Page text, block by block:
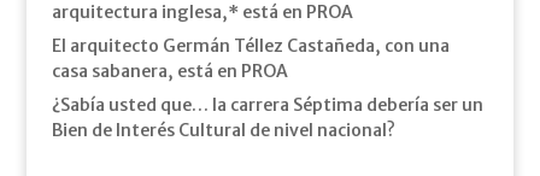
arquitectura inglesa,* está en PROA
El arquitecto Germán Téllez Castañeda, con una
casa sabanera, está en PROA
¿Sabía usted que… la carrera Séptima debería ser un
Bien de Interés Cultural de nivel nacional?